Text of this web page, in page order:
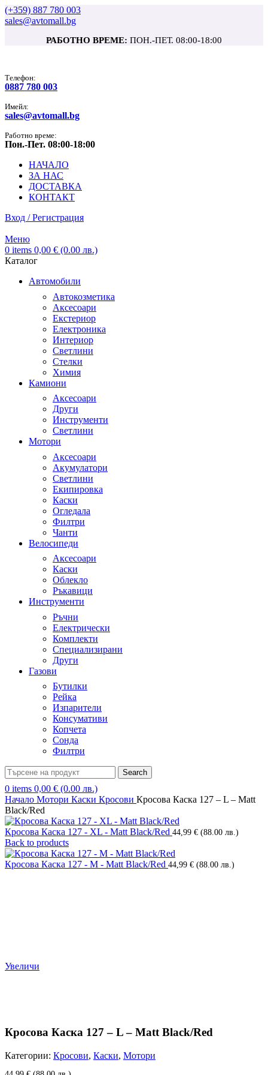
(+359) 887 780 003
sales@avtomall.bg
РАБОТНО ВРЕМЕ: ПОН.-ПЕТ. 08:00-18:00
Tелефон:
0887 780 003
Имейл:
sales@avtomall.bg
Работно време:
Пон.-Пет. 08:00-18:00
НАЧАЛО
ЗА НАС
ДОСТАВКА
КОНТАКТ
Вход / Регистрация
Меню
0 items 0,00 € (0.00 лв.)
Каталог
Автомобили
Автокозметика
Аксесоари
Екстериор
Електроника
Интериор
Светлини
Стелки
Химия
Камиони
Аксесоари
Други
Инструменти
Светлини
Мотори
Аксесоари
Акумулатори
Светлини
Екипировка
Каски
Огледала
Филтри
Чанти
Велосипеди
Аксесоари
Каски
Облекло
Ръкавици
Инструменти
Ръчни
Електрически
Комплекти
Специализирани
Други
Газови
Бутилки
Рейка
Изпарители
Консумативи
Копчета
Сонда
Филтри
Search
0 items 0,00 € (0.00 лв.)
Начало Мотори Каски Кросови Кросова Каска 127 – L – Matt
Black/Red
Кросова Каска 127 - XL - Matt Black/Red 44,99 € (88.00 лв.)
Back to products
Кросова Каска 127 - M - Matt Black/Red 44,99 € (88.00 лв.)
Увеличи
Кросова Каска 127 – L – Matt Black/Red
Категории: Кросови, Каски, Мотори